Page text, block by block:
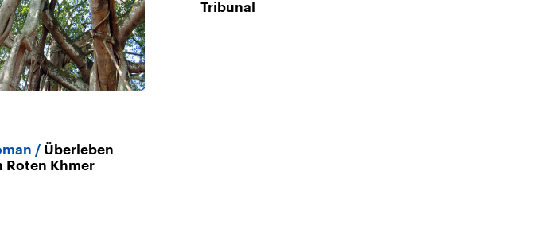
Überleben
Roten Khmer
Tribunal